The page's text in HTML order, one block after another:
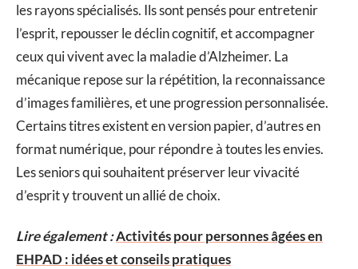
les rayons spécialisés. Ils sont pensés pour entretenir
l’esprit, repousser le déclin cognitif, et accompagner
ceux qui vivent avec la maladie d’Alzheimer. La
mécanique repose sur la répétition, la reconnaissance
d’images familières, et une progression personnalisée.
Certains titres existent en version papier, d’autres en
format numérique, pour répondre à toutes les envies.
Les seniors qui souhaitent préserver leur vivacité
d’esprit y trouvent un allié de choix.
Lire également :Activités pour personnes âgées en
EHPAD : idées et conseils pratiques